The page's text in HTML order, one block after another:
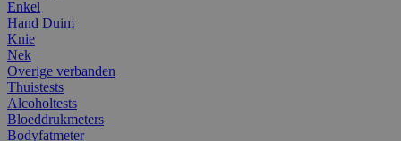
Enkel
Hand Duim
Knie
Nek
Overige verbanden
Thuistests
Alcoholtests
Bloeddrukmeters
Bodyfatmeter